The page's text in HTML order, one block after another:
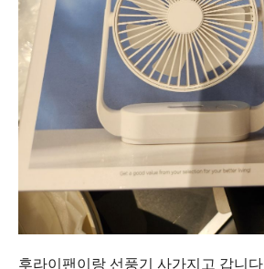
후라이팬이랑 선풍기 사가지고 갑니다